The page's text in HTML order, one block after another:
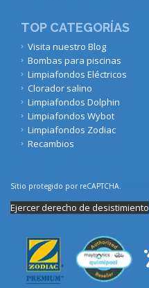
TOP CATEGORÍAS
Visita nuestro Blog
Bombas para piscinas
Limpiafondos Eléctricos
Clorador salino
Limpiafondos Dolphin
Limpiafondos Wybot
Limpiafondos Zodiac
Recambios
Sitio protegido por reCAPTCHA.
Ejercer derecho de desistimiento